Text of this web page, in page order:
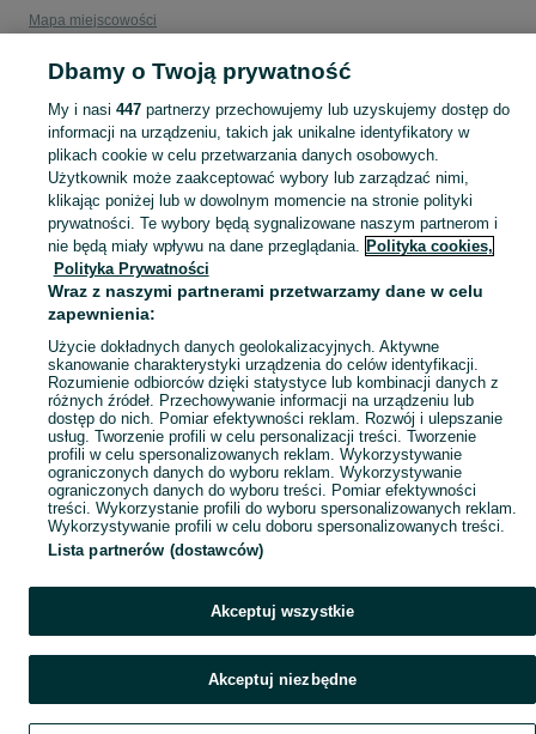
Mapa miejscowości
Popularne wyszukiwania
Dbamy o Twoją prywatność
My i nasi 447partnerzy przechowujemy lub uzyskujemy dostęp do
informacji na urządzeniu, takich jak unikalne identyfikatory w
plikach cookie w celu przetwarzania danych osobowych.
Użytkownik może zaakceptować wybory lub zarządzać nimi,
klikając poniżej lub w dowolnym momencie na stronie polityki
prywatności. Te wybory będą sygnalizowane naszym partnerom i
nie będą miały wpływu na dane przeglądania. Polityka cookies,
Polityka Prywatności
Wraz z naszymi partnerami przetwarzamy dane w celu
zapewnienia:
Użycie dokładnych danych geolokalizacyjnych. Aktywne
skanowanie charakterystyki urządzenia do celów identyfikacji.
Rozumienie odbiorców dzięki statystyce lub kombinacji danych z
różnych źródeł. Przechowywanie informacji na urządzeniu lub
dostęp do nich. Pomiar efektywności reklam. Rozwój i ulepszanie
usług. Tworzenie profili w celu personalizacji treści. Tworzenie
profili w celu spersonalizowanych reklam. Wykorzystywanie
ograniczonych danych do wyboru reklam. Wykorzystywanie
ograniczonych danych do wyboru treści. Pomiar efektywności
treści. Wykorzystanie profili do wyboru spersonalizowanych reklam.
Wykorzystywanie profili w celu doboru spersonalizowanych treści.
Lista partnerów (dostawców)
Akceptuj wszystkie
Akceptuj niezbędne